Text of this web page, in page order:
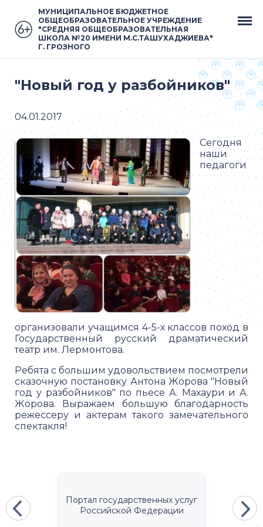
МУНИЦИПАЛЬНОЕ БЮДЖЕТНОЕ
ОБЩЕОБРАЗОВАТЕЛЬНОЕ УЧРЕЖДЕНИЕ
"СРЕДНЯЯ ОБЩЕОБРАЗОВАТЕЛЬНАЯ
ШКОЛА №20 ИМЕНИ М.С.ТАШУХАДЖИЕВА"
Г. ГРОЗНОГО
"Новый год у разбойников"
04.01.2017
Сегодня
наши
педагоги
организовали учащимся 4-5-х классов поход в
Государственный русский драматический
театр им. Лермонтова.
Ребята с большим удовольствием посмотрели
сказочную постановку Антона Жорова "Новый
год у разбойников" по пьесе А. Махаури и А.
Жорова. Выражаем большую благодарность
режессеру и актерам такого замечательного
спектакля!
Портал государственных услуг
Российской Федерации